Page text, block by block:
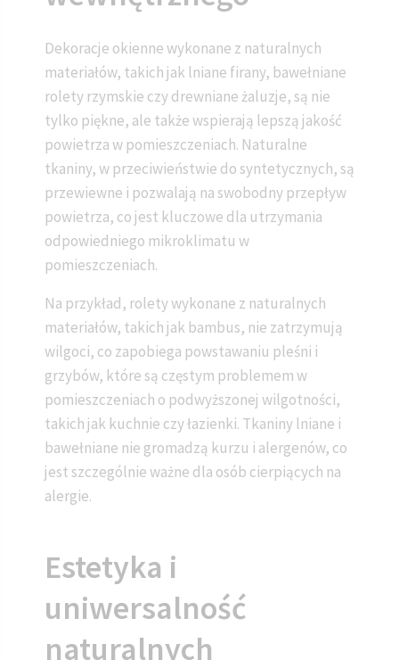
Dekoracje okienne wykonane z naturalnych
materiałów, takich jak lniane firany, bawełniane
rolety rzymskie czy drewniane żaluzje, są nie
tylko piękne, ale także wspierają lepszą jakość
powietrza w pomieszczeniach. Naturalne
tkaniny, w przeciwieństwie do syntetycznych, są
przewiewne i pozwalają na swobodny przepływ
powietrza, co jest kluczowe dla utrzymania
odpowiedniego mikroklimatu w
pomieszczeniach.
Na przykład, rolety wykonane z naturalnych
materiałów, takich jak bambus, nie zatrzymują
wilgoci, co zapobiega powstawaniu pleśni i
grzybów, które są częstym problemem w
pomieszczeniach o podwyższonej wilgotności,
takich jak kuchnie czy łazienki. Tkaniny lniane i
bawełniane nie gromadzą kurzu i alergenów, co
jest szczególnie ważne dla osób cierpiących na
alergie.
Estetyka i
uniwersalność
naturalnych